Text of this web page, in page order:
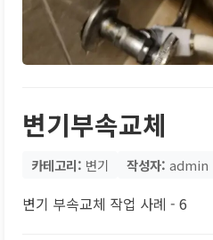
변기부속교체
카테고리: 변기 작성자: admin
변기 부속교체 작업 사례 - 6